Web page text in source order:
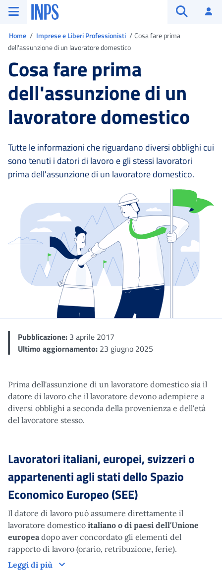
Vai al menu principale
Vai al contenuto principale
Vai al pie' di pagina
INPS ()
Home Imprese e Liberi Professionisti
Cosa fare prima
dell'assunzione di un lavoratore domestico
Cosa fare prima
dell'assunzione di un
lavoratore domestico
Tutte le informazioni che riguardano diversi obblighi cui
sono tenuti i datori di lavoro e gli stessi lavoratori
prima dell'assunzione di un lavoratore domestico.
Dettaglio
Pubblicazione: 3 aprile 2017
Ultimo aggiornamento: 23 giugno 2025
Prima dell'assunzione di un lavoratore domestico sia il
datore di lavoro che il lavoratore devono adempiere a
diversi obblighi a seconda della provenienza e dell'età
del lavoratore stesso.
Lavoratori italiani, europei, svizzeri o
appartenenti agli stati dello Spazio
Economico Europeo (SEE)
Il datore di lavoro può assumere direttamente il
lavoratore domestico italiano o di paesi dell'Unione
europeadopo aver concordato gli elementi del
rapporto di lavoro (orario, retribuzione, ferie).
Leggi di più
Lavoratori italiani, europei, svizzeri o